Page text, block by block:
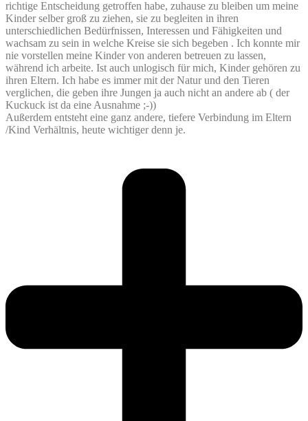
richtige Entscheidung getroffen habe, zuhause zu bleiben um meine
Kinder selber groß zu ziehen, sie zu begleiten in ihren
unterschiedlichen Bedürfnissen, Interessen und Fähigkeiten und
wachsam zu sein in welche Kreise sie sich begeben . Ich konnte mir
nie vorstellen meine Kinder von anderen betreuen zu lassen,
während ich arbeite. Ist auch unlogisch für mich, Kinder gehören zu
ihren Eltern. Ich habe es immer mit der Natur und den Tieren
verglichen, die geben ihre Jungen ja auch nicht an andere ab ( der
Kuckuck ist da eine Ausnahme ;-))
Außerdem entsteht eine ganz andere, tiefere Verbindung im Eltern
/Kind Verhältnis, heute wichtiger denn je.